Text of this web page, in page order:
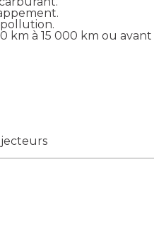
km à 15 000 km ou